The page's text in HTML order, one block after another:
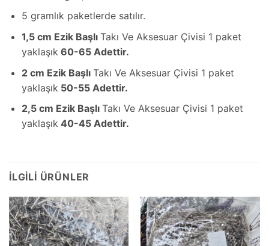
5 gramlık paketlerde satılır.
1,5 cm Ezik Başlı Takı Ve Aksesuar Çivisi 1 paket
yaklaşık60-65 Adettir.
2 cm Ezik Başlı Takı Ve Aksesuar Çivisi 1 paket
yaklaşık 50-55 Adettir.
2,5 cm Ezik Başlı Takı Ve Aksesuar Çivisi 1 paket
yaklaşık40-45 Adettir.
İLGILI ÜRÜNLER